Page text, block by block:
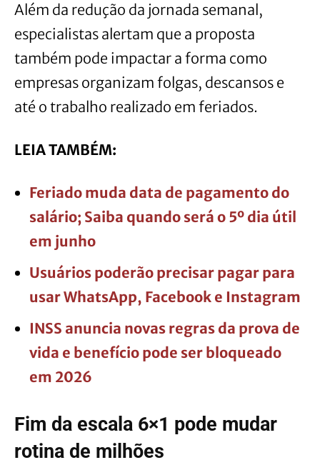
Além da redução da jornada semanal,
especialistas alertam que a proposta
também pode impactar a forma como
empresas organizam folgas, descansos e
até o trabalho realizado em feriados.
LEIA TAMBÉM:
Feriado muda data de pagamento do
salário; Saiba quando será o 5º dia útil
em junho
Usuários poderão precisar pagar para
usar WhatsApp, Facebook e Instagram
INSS anuncia novas regras da prova de
vida e benefício pode ser bloqueado
em 2026
Fim da escala 6×1 pode mudar
rotina de milhões